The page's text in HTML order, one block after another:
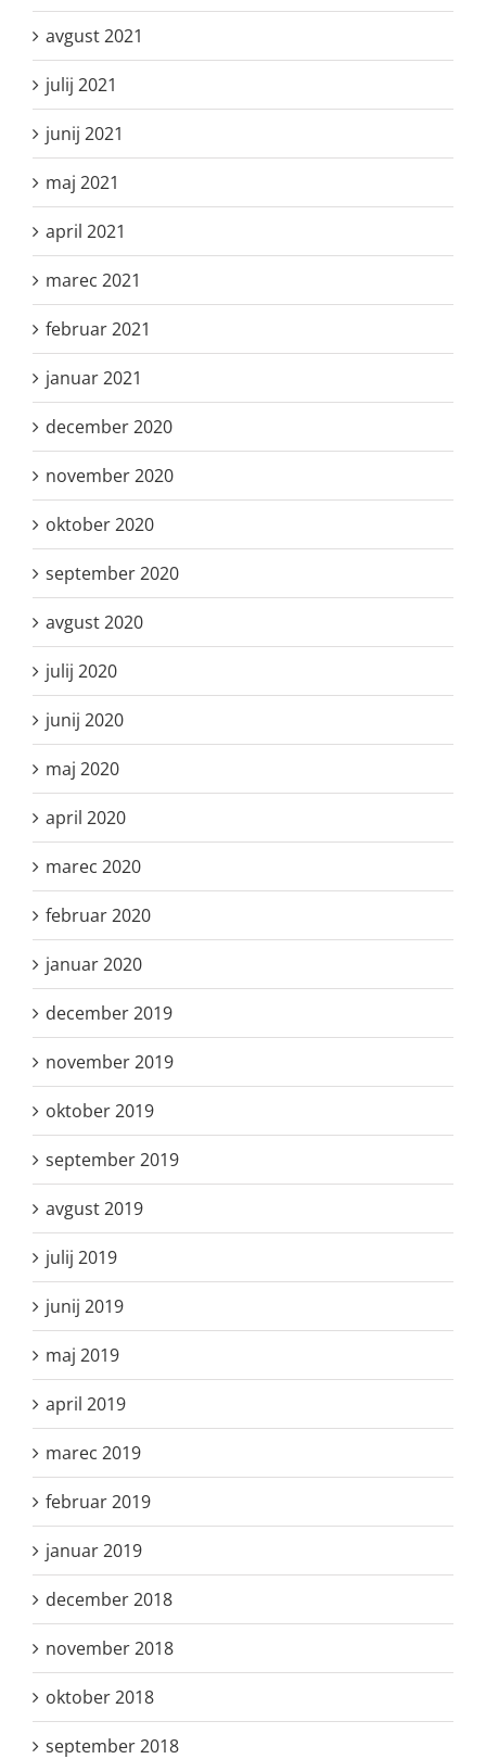
avgust 2021
julij 2021
junij 2021
maj 2021
april 2021
marec 2021
februar 2021
januar 2021
december 2020
november 2020
oktober 2020
september 2020
avgust 2020
julij 2020
junij 2020
maj 2020
april 2020
marec 2020
februar 2020
januar 2020
december 2019
november 2019
oktober 2019
september 2019
avgust 2019
julij 2019
junij 2019
maj 2019
april 2019
marec 2019
februar 2019
januar 2019
december 2018
november 2018
oktober 2018
september 2018